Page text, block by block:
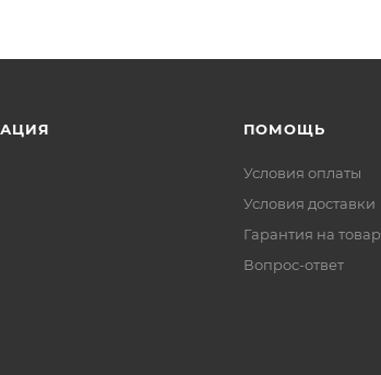
ПОМОЩЬ
Условия оплаты
Условия доставки
Гарантия на товар
Вопрос-ответ